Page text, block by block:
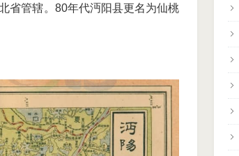
省管辖。80年代沔阳县更名为仙桃